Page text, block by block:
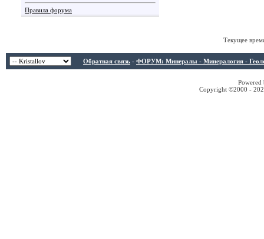
Правила форума
Текущее
Обратная связь - ФОРУМ: Минералы - Минералогия -
Copyright ©2000 -